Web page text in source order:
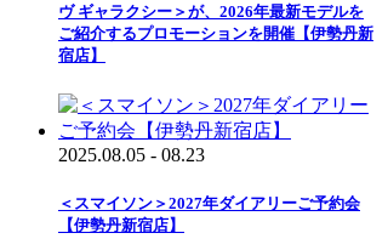
ヴ ギャラクシー＞が、2026年最新モデルを
ご紹介するプロモーションを開催【伊勢丹新
宿店】
2025.08.05 - 08.23
＜スマイソン＞2027年ダイアリーご予約会
【伊勢丹新宿店】